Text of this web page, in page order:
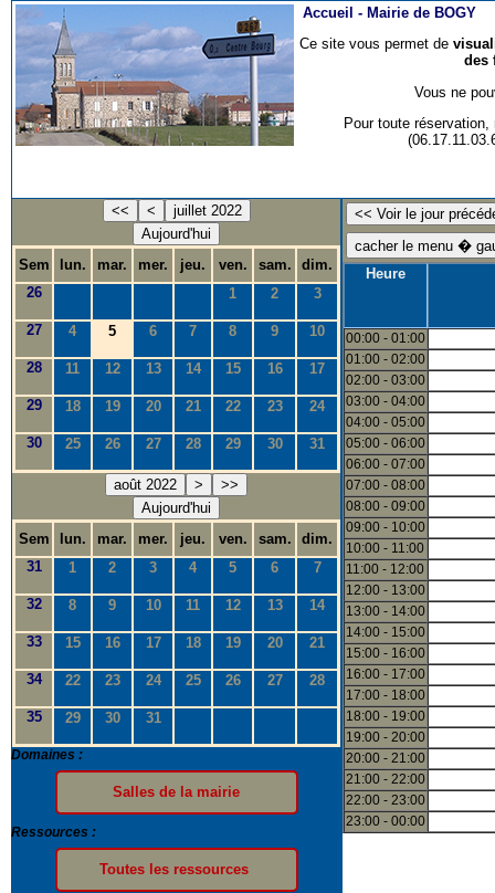
Accueil - Mairie de BOGY
Ce site vous permet de
des
Vous ne
Pour toute
<< <
juillet 2022
Aujourd'hui
Sem
lun. mar. mer. jeu. ven. sam.
dim.
26
1 2 3
27 4 5 6 7 8 9 10
28 11 12 13 14 15 16 17
29 18 19 20 21 22 23 24
30 25 26 27 28 29 30 31
août 2022 >
>>
Aujourd'hui
Sem
lun. mar. mer. jeu. ven. sam.
dim.
31
1 2 3 4 5 6 7
32 8 9 10 11 12 13 14
33 15 16 17 18 19 20 21
34 22 23 24 25 26 27 28
35 29 30 31
Domaines :
Ressources :
Heure
00:00 - 01:00
01:00 - 02:00
02:00 - 03:00
03:00 - 04:00
04:00 - 05:00
05:00 - 06:00
06:00 - 07:00
07:00 - 08:00
08:00 - 09:00
09:00 - 10:00
10:00 - 11:00
11:00 - 12:00
12:00 - 13:00
13:00 - 14:00
14:00 - 15:00
15:00 - 16:00
16:00 - 17:00
17:00 - 18:00
18:00 - 19:00
19:00 - 20:00
20:00 - 21:00
21:00 - 22:00
22:00 - 23:00
23:00 - 00:00